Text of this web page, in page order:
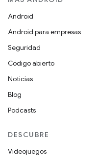
Android
Android para empresas
Seguridad
Código abierto
Noticias
Blog
Podcasts
DESCUBRE
Videojuegos